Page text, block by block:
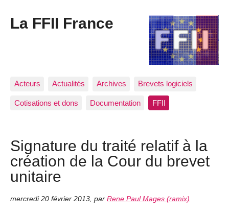
La FFII France
Acteurs Actualités Archives Brevets logiciels
Cotisations et dons Documentation FFII
Signature du traité relatif à la
création de la Cour du brevet
unitaire
mercredi 20 février 2013, par Rene Paul Mages (ramix)